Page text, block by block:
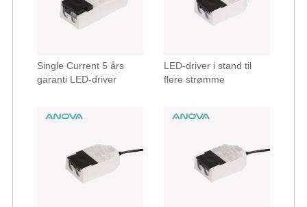
Single Current 5 års
garanti LED-driver
LED-driver i stand til
flere strømme